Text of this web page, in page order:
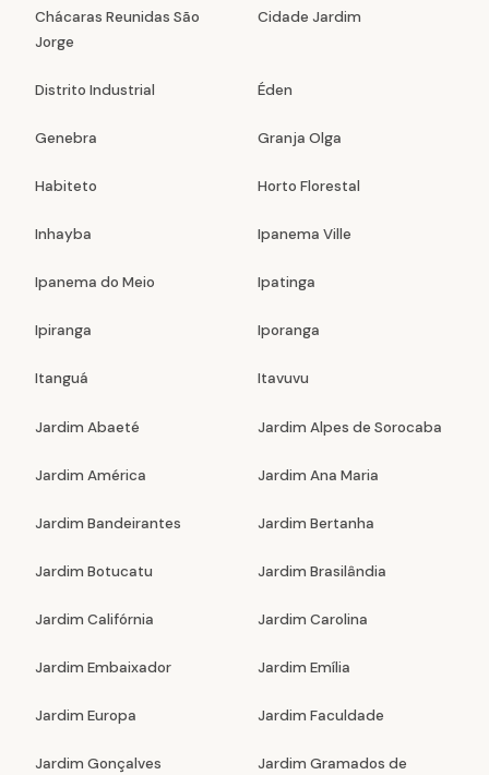
Chácaras Reunidas São
Jorge
Cidade Jardim
Distrito Industrial Éden
Genebra Granja Olga
Habiteto Horto Florestal
Inhayba Ipanema Ville
Ipanema do Meio Ipatinga
Ipiranga Iporanga
Itanguá Itavuvu
Jardim Abaeté Jardim Alpes de Sorocaba
Jardim América Jardim Ana Maria
Jardim Bandeirantes Jardim Bertanha
Jardim Botucatu Jardim Brasilândia
Jardim Califórnia Jardim Carolina
Jardim Embaixador Jardim Emília
Jardim Europa Jardim Faculdade
Jardim Gonçalves
Jardim Gramados de